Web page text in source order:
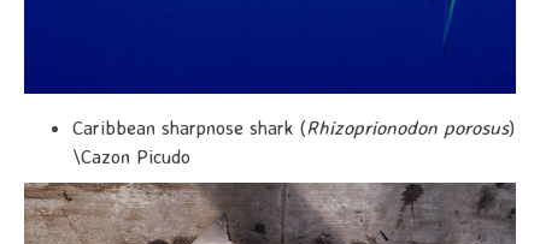
Caribbean sharpnose shark (Rhizoprionodon porosus)
\Cazon Picudo